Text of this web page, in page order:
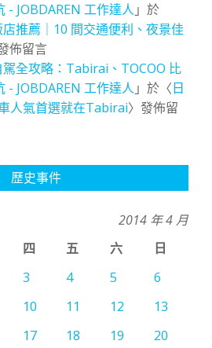
- JOBDAREN 工作達人 」於
推薦｜10 間交通便利、夜景佳
佈留言
全攻略：Tabirai、TOCOO 比
- JOBDAREN 工作達人 」於〈日
人氣首選就在Tabirai〉發佈留
歷史事件
2014 年 4 月
四 五 六
日
3 4 5
6
10 11 12
13
17 18 19
20